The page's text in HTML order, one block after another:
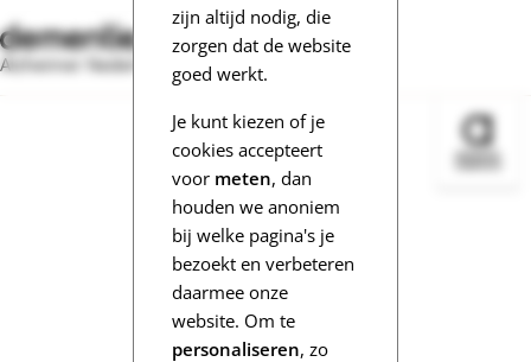
zijn altijd nodig, die
zorgen dat de website
goed werkt.
Je kunt kiezen of je
cookies accepteert
voor meten, dan
houden we anoniem
bij welke pagina's je
bezoekt en verbeteren
daarmee onze
website. Om te
personaliseren, zo
Alzheimer Nederland